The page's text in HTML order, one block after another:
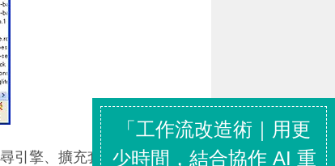
引擎、擴充套件與佈景主